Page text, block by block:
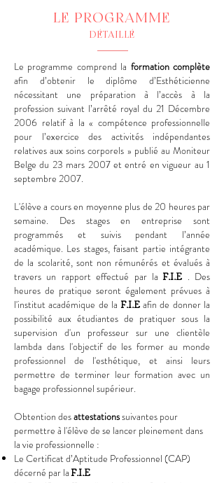
LE PROGRAMME
DÉTAILLÉ
Le programme comprend la formation complète
afin d’obtenir le diplôme d’Esthéticienne
nécessitant une préparation à l’accès à la
profession suivant l’arrêté royal du 21 Décembre
2006 relatif à la « compétence professionnelle
pour l’exercice des activités indépendantes
relatives aux soins corporels » publié au Moniteur
Belge du 23 mars 2007 et entré en vigueur au 1
septembre 2007.
L'élève a cours en moyenne plus de 20 heures par
semaine. Des stages en entreprise sont
programmés et suivis pendant l’année
académique. Les stages, faisant partie intégrante
de la scolarité, sont non rémunérés et évalués à
travers un rapport effectué par laF.I.E . Des
heures de pratique seront également prévues à
l'institut académique de laF.I.Eafin de donner la
possibilité aux étudiantes de pratiquer sous la
supervision d'un professeur sur une clientèle
lambda dans l'objectif de les former au monde
professionnel de l'esthétique, et ainsi leurs
permettre de terminer leur formation avec un
bagage professionnel supérieur.
Obtention desattestationssuivantes pour
permettre à l'élève de se lancer pleinement dans
la vie professionnelle :
Le Certificat d’Aptitude Professionnel (CAP)
décerné par laF.I.E